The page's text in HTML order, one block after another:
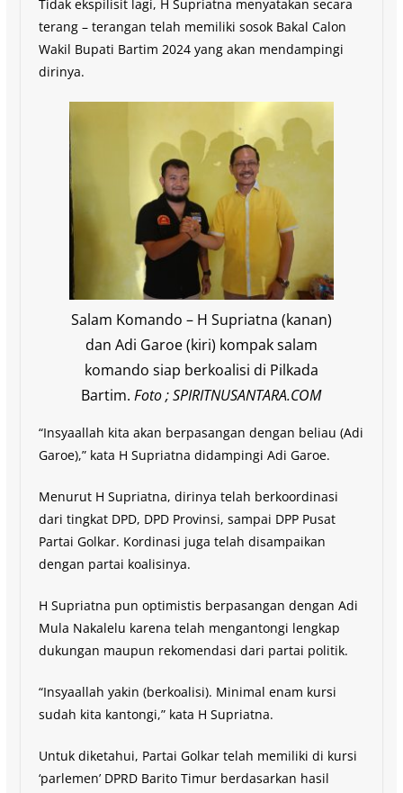
Tidak ekspilisit lagi, H Supriatna menyatakan secara
terang – terangan telah memiliki sosok Bakal Calon
Wakil Bupati Bartim 2024 yang akan mendampingi
dirinya.
Salam Komando – H Supriatna (kanan)
dan Adi Garoe (kiri) kompak salam
komando siap berkoalisi di Pilkada
Bartim.Foto ; SPIRITNUSANTARA.COM
“Insyaallah kita akan berpasangan dengan beliau (Adi
Garoe),” kata H Supriatna didampingi Adi Garoe.
Menurut H Supriatna, dirinya telah berkoordinasi
dari tingkat DPD, DPD Provinsi, sampai DPP Pusat
Partai Golkar. Kordinasi juga telah disampaikan
dengan partai koalisinya.
H Supriatna pun optimistis berpasangan dengan Adi
Mula Nakalelu karena telah mengantongi lengkap
dukungan maupun rekomendasi dari partai politik.
“Insyaallah yakin (berkoalisi). Minimal enam kursi
sudah kita kantongi,” kata H Supriatna.
Untuk diketahui, Partai Golkar telah memiliki di kursi
‘parlemen’ DPRD Barito Timur berdasarkan hasil